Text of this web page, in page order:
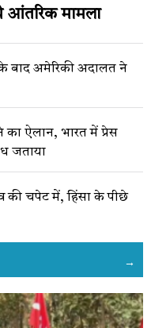
आंतरिक मामला
बाद अमेरिकी अदालत ने
का ऐलान, भारत में प्रेस
जताया
की चपेट में, हिंसा के पीछे
→